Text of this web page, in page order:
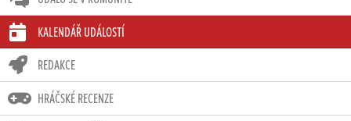
KALENDÁŘ UDÁLOSTÍ
REDAKCE
HRÁČSKÉ RECENZE